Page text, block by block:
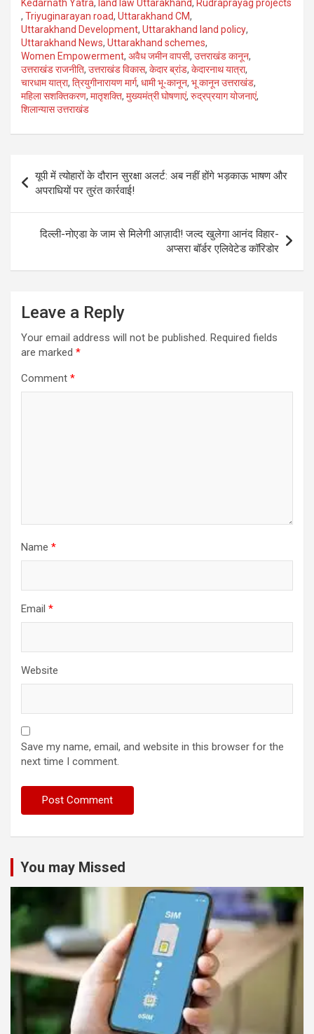
Kedarnath Yatra, land law Uttarakhand, Rudraprayag projects
, Triyuginarayan road, Uttarakhand CM,
Uttarakhand Development, Uttarakhand land policy,
Uttarakhand News, Uttarakhand schemes,
Women Empowerment, अवैध जमीन वापसी, उत्तराखंड कानून,
उत्तराखंड राजनीति, उत्तराखंड विकास, केदार ब्रांड, केदारनाथ यात्रा,
चारधाम यात्रा, त्रियुगीनारायण मार्ग, धामी भू-कानून, भू कानून उत्तराखंड,
महिला सशक्तिकरण, मातृशक्ति, मुख्यमंत्री घोषणाएं, रुद्रप्रयाग योजनाएं,
शिलान्यास उत्तराखंड
navigation
यूपी में त्योहारों के दौरान सुरक्षा अलर्ट: अब नहीं होंगे भड़काऊ भाषण और
अपराधियों पर तुरंत कार्रवाई!
दिल्ली-नोएडा के जाम से मिलेगी आज़ादी! जल्द खुलेगा आनंद विहार-
अप्सरा बॉर्डर एलिवेटेड कॉरिडोर
Leave a Reply
Your email address will not be published. Required fields
are marked *
Comment *
Name *
Email *
Website
Save my name, email, and website in this browser for the
next time I comment.
You may Missed